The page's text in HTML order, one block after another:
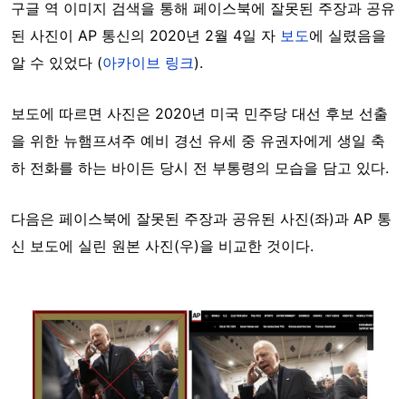
구글 역 이미지 검색을 통해 페이스북에 잘못된 주장과 공유
된 사진이 AP 통신의 2020년 2월 4일 자 보도에 실렸음을
알 수 있었다 (아카이브 링크).
보도에 따르면 사진은 2020년 미국 민주당 대선 후보 선출
을 위한 뉴햄프셔주 예비 경선 유세 중 유권자에게 생일 축
하 전화를 하는 바이든 당시 전 부통령의 모습을 담고 있다.
다음은 페이스북에 잘못된 주장과 공유된 사진(좌)과 AP 통
신 보도에 실린 원본 사진(우)을 비교한 것이다.
Image